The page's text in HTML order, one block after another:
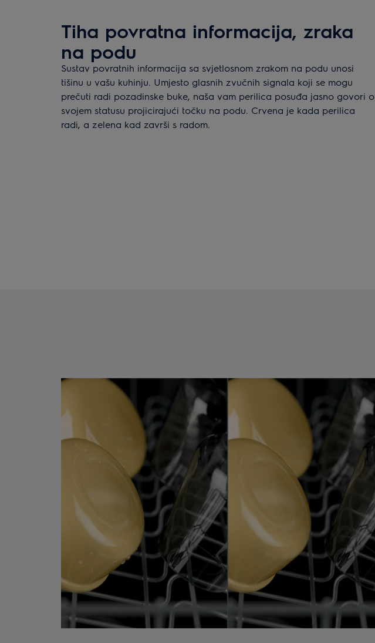
Tiha povratna informacija, zraka
na podu
Sustav povratnih informacija sa svjetlosnom zrakom na podu unosi
tišinu u vašu kuhinju. Umjesto glasnih zvučnih signala koji se mogu
prečuti radi pozadinske buke, naša vam perilica posuđa jasno govori o
svojem statusu projicirajući točku na podu. Crvena je kada perilica
radi, a zelena kad završi s radom.